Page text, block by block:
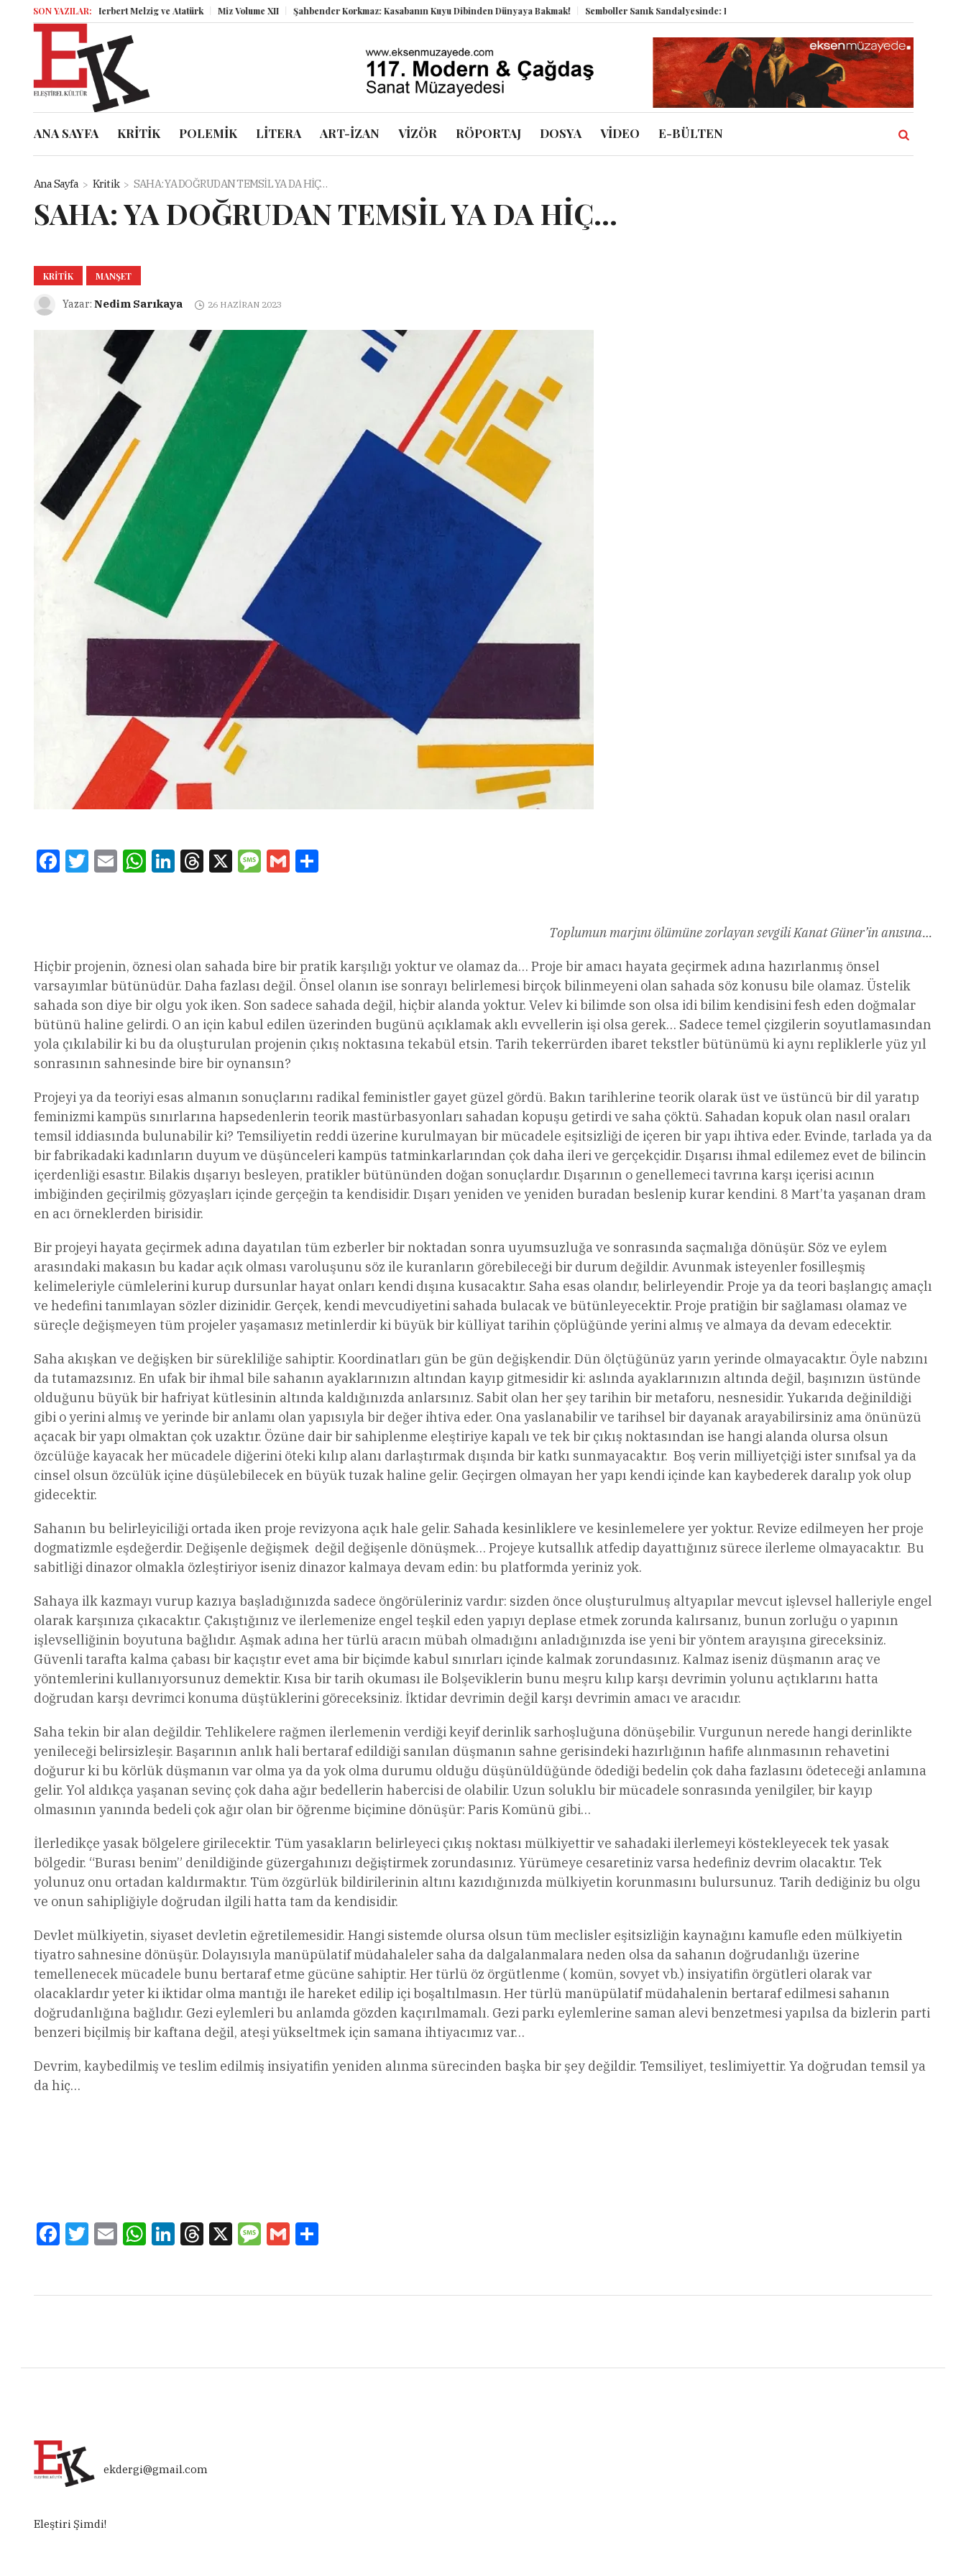
SON YAZILAR:
Herbert Melzig ve Atatürk Miz Volume XII Şahbender Korkmaz: Kasabanın Kuyu Dibinden Dünyaya Bakmak! Semboller Sanık Sandalyesinde: Epstein vakası kadim tanrıları nasıl komplo kanıtına dönüştürdü?
ANA SAYFA KRİTİK POLEMİK LİTERA ART-İZAN VİZÖR RÖPORTAJ DOSYA VİDEO E-BÜLTEN
Ana Sayfa Kritik SAHA: YA DOĞRUDAN TEMSİL YA DA HİÇ…
SAHA: YA DOĞRUDAN TEMSİL YA DA HİÇ…
KRITIK MANŞET
Yazar: Nedim Sarıkaya 26 HAZIRAN 2023
FacebookTwitterEmail WhatsAppLinkedInThreads
X Message
Gmail
Toplumun marjını ölümüne zorlayan sevgili Kanat Güner’in anısına…
Hiçbir projenin, öznesi olan sahada bire bir pratik karşılığı yoktur ve olamaz da… Proje bir amacı hayata geçirmek adına hazırlanmış önsel
varsayımlar bütünüdür. Daha fazlası değil. Önsel olanın ise sonrayı belirlemesi birçok bilinmeyeni olan sahada söz konusu bile olamaz. Üstelik
sahada son diye bir olgu yok iken. Son sadece sahada değil, hiçbir alanda yoktur. Velev ki bilimde son olsa idi bilim kendisini fesh eden doğmalar
bütünü haline gelirdi. O an için kabul edilen üzerinden bugünü açıklamak aklı evvellerin işi olsa gerek… Sadece temel çizgilerin soyutlamasından
yola çıkılabilir ki bu da oluşturulan projenin çıkış noktasına tekabül etsin. Tarih tekerrürden ibaret tekstler bütünümü ki aynı repliklerle yüz yıl
sonrasının sahnesinde bire bir oynansın?
Projeyi ya da teoriyi esas almanın sonuçlarını radikal feministler gayet güzel gördü. Bakın tarihlerine teorik olarak üst ve üstüncü bir dil yaratıp
feminizmi kampüs sınırlarına hapsedenlerin teorik mastürbasyonları sahadan kopuşu getirdi ve saha çöktü. Sahadan kopuk olan nasıl oraları
temsil iddiasında bulunabilir ki? Temsiliyetin reddi üzerine kurulmayan bir mücadele eşitsizliği de içeren bir yapı ihtiva eder. Evinde, tarlada ya da
bir fabrikadaki kadınların duyum ve düşünceleri kampüs tatminkarlarından çok daha ileri ve gerçekçidir. Dışarısı ihmal edilemez evet de bilincin
içerdenliği esastır. Bilakis dışarıyı besleyen, pratikler bütününden doğan sonuçlardır. Dışarının o genellemeci tavrına karşı içerisi acının
imbiğinden geçirilmiş gözyaşları içinde gerçeğin ta kendisidir. Dışarı yeniden ve yeniden buradan beslenip kurar kendini. 8 Mart’ta yaşanan dram
en acı örneklerden birisidir.
Bir projeyi hayata geçirmek adına dayatılan tüm ezberler bir noktadan sonra uyumsuzluğa ve sonrasında saçmalığa dönüşür. Söz ve eylem
arasındaki makasın bu kadar açık olması varoluşunu söz ile kuranların görebileceği bir durum değildir. Avunmak isteyenler fosilleşmiş
kelimeleriyle cümlelerini kurup dursunlar hayat onları kendi dışına kusacaktır. Saha esas olandır, belirleyendir. Proje ya da teori başlangıç amaçlı
ve hedefini tanımlayan sözler dizinidir. Gerçek, kendi mevcudiyetini sahada bulacak ve bütünleyecektir. Proje pratiğin bir sağlaması olamaz ve
süreçle değişmeyen tüm projeler yaşamasız metinlerdir ki büyük bir külliyat tarihin çöplüğünde yerini almış ve almaya da devam edecektir.
Saha akışkan ve değişken bir sürekliliğe sahiptir. Koordinatları gün be gün değişkendir. Dün ölçtüğünüz yarın yerinde olmayacaktır. Öyle nabzını
da tutamazsınız. En ufak bir ihmal bile sahanın ayaklarınızın altından kayıp gitmesidir ki: aslında ayaklarınızın altında değil, başınızın üstünde
olduğunu büyük bir hafriyat kütlesinin altında kaldığınızda anlarsınız. Sabit olan her şey tarihin bir metaforu, nesnesidir. Yukarıda değinildiği
gibi o yerini almış ve yerinde bir anlamı olan yapısıyla bir değer ihtiva eder. Ona yaslanabilir ve tarihsel bir dayanak arayabilirsiniz ama önünüzü
açacak bir yapı olmaktan çok uzaktır. Özüne dair bir sahiplenme eleştiriye kapalı ve tek bir çıkış noktasından ise hangi alanda olursa olsun
özcülüğe kayacak her mücadele diğerini öteki kılıp alanı darlaştırmak dışında bir katkı sunmayacaktır. Boş verin milliyetçiği ister sınıfsal ya da
cinsel olsun özcülük içine düşülebilecek en büyük tuzak haline gelir. Geçirgen olmayan her yapı kendi içinde kan kaybederek daralıp yok olup
gidecektir.
Sahanın bu belirleyiciliği ortada iken proje revizyona açık hale gelir. Sahada kesinliklere ve kesinlemelere yer yoktur. Revize edilmeyen her proje
dogmatizmle eşdeğerdir. Değişenle değişmek değil değişenle dönüşmek… Projeye kutsallık atfedip dayattığınız sürece ilerleme olmayacaktır. Bu
sabitliği dinazor olmakla özleştiriyor iseniz dinazor kalmaya devam edin: bu platformda yeriniz yok.
Sahaya ilk kazmayı vurup kazıya başladığınızda sadece öngörüleriniz vardır: sizden önce oluşturulmuş altyapılar mevcut işlevsel halleriyle engel
olarak karşınıza çıkacaktır. Çakıştığınız ve ilerlemenize engel teşkil eden yapıyı deplase etmek zorunda kalırsanız, bunun zorluğu o yapının
işlevselliğinin boyutuna bağlıdır. Aşmak adına her türlü aracın mübah olmadığını anladığınızda ise yeni bir yöntem arayışına gireceksiniz.
Güvenli tarafta kalma çabası bir kaçıştır evet ama bir biçimde kabul sınırları içinde kalmak zorundasınız. Kalmaz iseniz düşmanın araç ve
yöntemlerini kullanıyorsunuz demektir. Kısa bir tarih okuması ile Bolşeviklerin bunu meşru kılıp karşı devrimin yolunu açtıklarını hatta
doğrudan karşı devrimci konuma düştüklerini göreceksiniz. İktidar devrimin değil karşı devrimin amacı ve aracıdır.
Saha tekin bir alan değildir. Tehlikelere rağmen ilerlemenin verdiği keyif derinlik sarhoşluğuna dönüşebilir. Vurgunun nerede hangi derinlikte
yenileceği belirsizleşir. Başarının anlık hali bertaraf edildiği sanılan düşmanın sahne gerisindeki hazırlığının hafife alınmasının rehavetini
doğurur ki bu körlük düşmanın var olma ya da yok olma durumu olduğu düşünüldüğünde ödediği bedelin çok daha fazlasını ödeteceği anlamına
gelir. Yol aldıkça yaşanan sevinç çok daha ağır bedellerin habercisi de olabilir. Uzun soluklu bir mücadele sonrasında yenilgiler, bir kayıp
olmasının yanında bedeli çok ağır olan bir öğrenme biçimine dönüşür: Paris Komünü gibi…
İlerledikçe yasak bölgelere girilecektir. Tüm yasakların belirleyeci çıkış noktası mülkiyettir ve sahadaki ilerlemeyi köstekleyecek tek yasak
bölgedir. “Burası benim” denildiğinde güzergahınızı değiştirmek zorundasınız. Yürümeye cesaretiniz varsa hedefiniz devrim olacaktır. Tek
yolunuz onu ortadan kaldırmaktır. Tüm özgürlük bildirilerinin altını kazıdığınızda mülkiyetin korunmasını bulursunuz. Tarih dediğiniz bu olgu
ve onun sahipliğiyle doğrudan ilgili hatta tam da kendisidir.
Devlet mülkiyetin, siyaset devletin eğretilemesidir. Hangi sistemde olursa olsun tüm meclisler eşitsizliğin kaynağını kamufle eden mülkiyetin
tiyatro sahnesine dönüşür. Dolayısıyla manüpülatif müdahaleler saha da dalgalanmalara neden olsa da sahanın doğrudanlığı üzerine
temellenecek mücadele bunu bertaraf etme gücüne sahiptir. Her türlü öz örgütlenme ( komün, sovyet vb.) insiyatifin örgütleri olarak var
olacaklardır yeter ki iktidar olma mantığı ile hareket edilip içi boşaltılmasın. Her türlü manüpülatif müdahalenin bertaraf edilmesi sahanın
doğrudanlığına bağlıdır. Gezi eylemleri bu anlamda gözden kaçırılmamalı. Gezi parkı eylemlerine saman alevi benzetmesi yapılsa da bizlerin parti
benzeri biçilmiş bir kaftana değil, ateşi yükseltmek için samana ihtiyacımız var…
Devrim, kaybedilmiş ve teslim edilmiş insiyatifin yeniden alınma sürecinden başka bir şey değildir. Temsiliyet, teslimiyettir. Ya doğrudan temsil ya
da hiç…
FacebookTwitterEmail WhatsAppLinkedInThreads
X Message
Gmail
ekdergi@gmail.com
Eleştiri Şimdi!